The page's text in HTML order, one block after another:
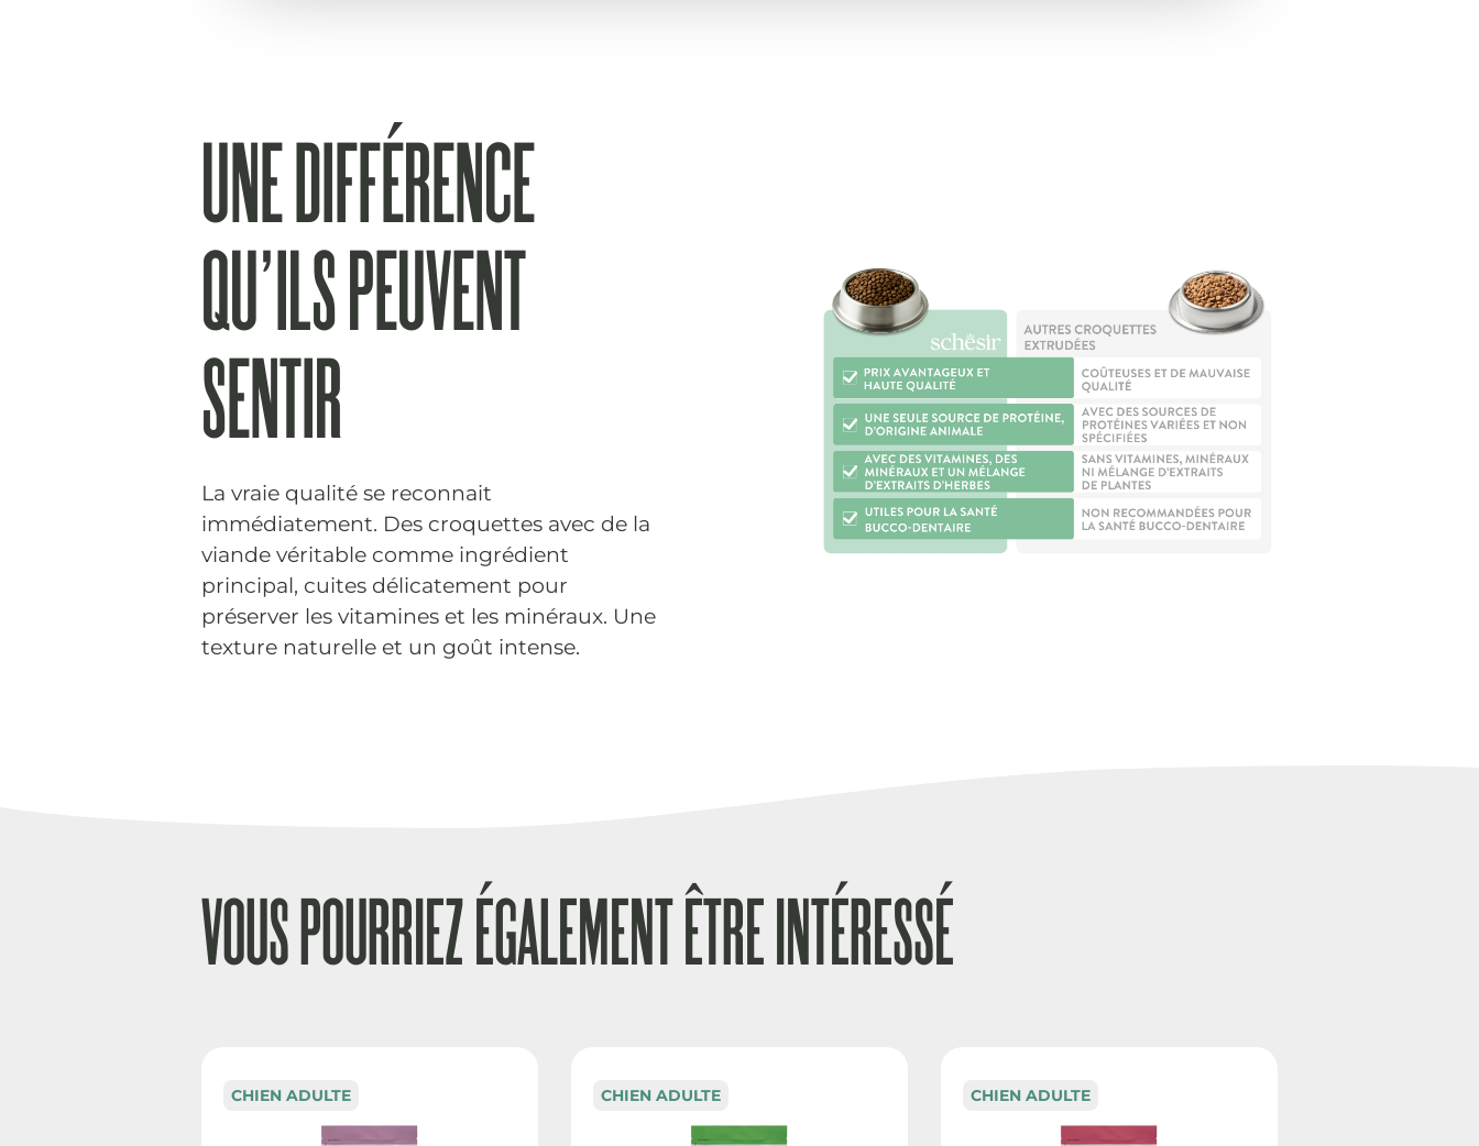
UNE DIFFÉRENCE
QU’ILS PEUVENT
SENTIR
La vraie qualité se reconnait
immédiatement. Des croquettes avec de la
viande véritable comme ingrédient
principal, cuites délicatement pour
préserver les vitamines et les minéraux. Une
texture naturelle et un goût intense.
VOUS POURRIEZ ÉGALEMENT ÊTRE INTÉRESSÉ
CHIEN ADULTE CHIEN ADULTE CHIEN ADULTE